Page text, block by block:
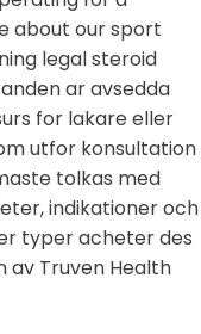
about our sport
legal steroid
ar avsedda
for lakare eller
utfor konsultation
tolkas med
indikationer och
typer acheter des
av Truven Health